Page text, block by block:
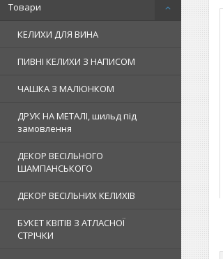
Товари
КЕЛИХИ ДЛЯ ВИНА
ПИВНІ КЕЛИХИ З НАПИСОМ
ЧАШКА З МАЛЮНКОМ
ДРУК НА МЕТАЛІ, шильд під
замовлення
ДЕКОР ВЕСІЛЬНОГО
ШАМПАНСЬКОГО
ДЕКОР ВЕСІЛЬНИХ КЕЛИХІВ
БУКЕТ КВІТІВ З АТЛАСНОЇ
СТРІЧКИ